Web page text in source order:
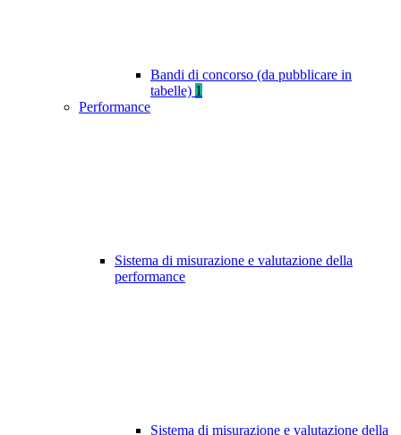
Bandi di concorso (da pubblicare in
tabelle) 1
Performance
Sistema di misurazione e valutazione della
performance
Sistema di misurazione e valutazione della